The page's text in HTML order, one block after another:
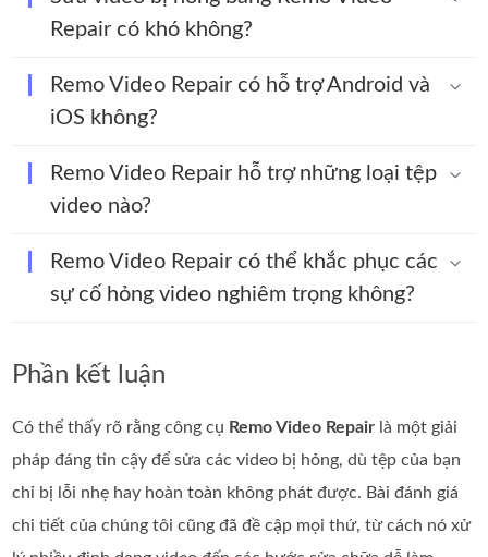
Repair có khó không?
Remo Video Repair có hỗ trợ Android và
iOS không?
Remo Video Repair hỗ trợ những loại tệp
video nào?
Remo Video Repair có thể khắc phục các
sự cố hỏng video nghiêm trọng không?
Phần kết luận
Có thể thấy rõ rằng công cụ Remo Video Repair là một giải
pháp đáng tin cậy để sửa các video bị hỏng, dù tệp của bạn
chỉ bị lỗi nhẹ hay hoàn toàn không phát được. Bài đánh giá
chi tiết của chúng tôi cũng đã đề cập mọi thứ, từ cách nó xử